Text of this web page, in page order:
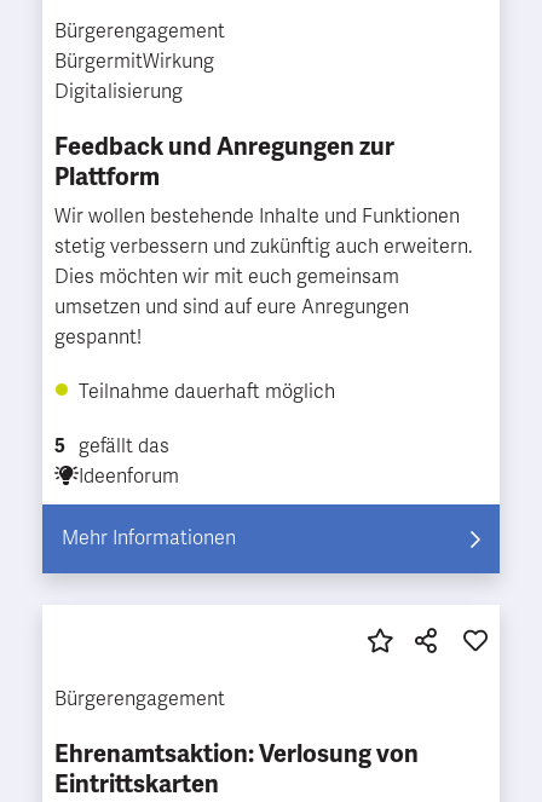
Bürgerengagement
BürgermitWirkung
Digitalisierung
Feedback und Anregungen zur
Plattform
Wir wollen bestehende Inhalte und Funktionen
stetig verbessern und zukünftig auch erweitern.
Dies möchten wir mit euch gemeinsam
umsetzen und sind auf eure Anregungen
gespannt!
Teilnahme dauerhaft möglich
5 gefällt das
Ideenforum
Mehr Informationen
Bürgerengagement
Ehrenamtsaktion: Verlosung von
Eintrittskarten